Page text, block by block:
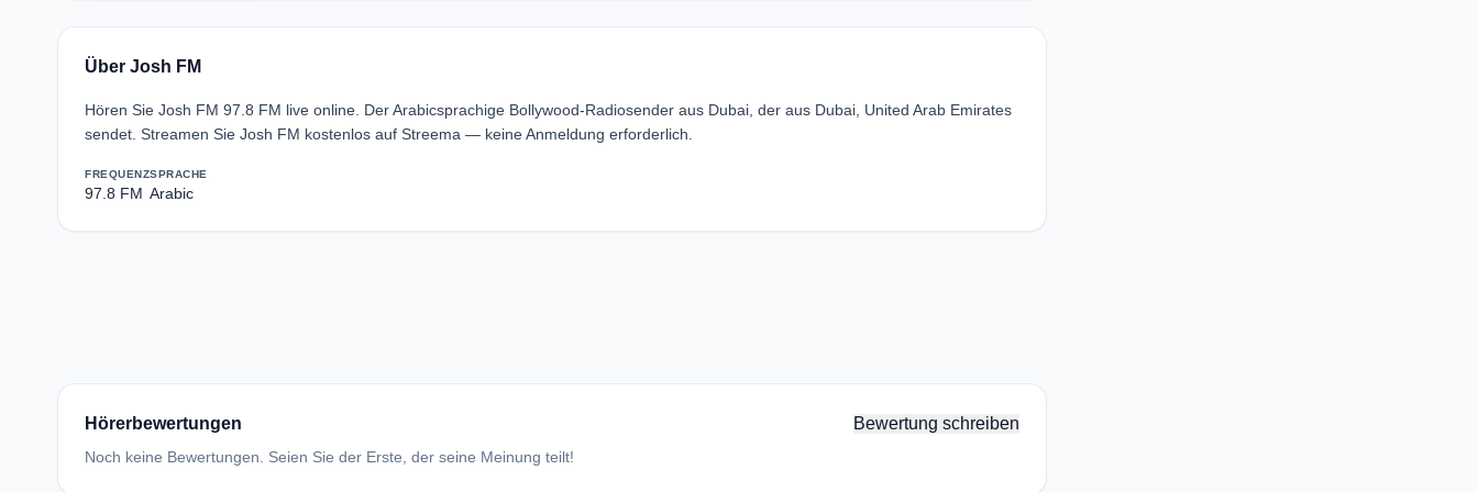
Über Josh FM
Hören Sie Josh FM 97.8 FM live online. Der Arabicsprachige Bollywood-Radiosender aus Dubai, der aus Dubai, United Arab Emirates
sendet. Streamen Sie Josh FM kostenlos auf Streema — keine Anmeldung erforderlich.
FREQUENZ
97.8 FM
SPRACHE
Arabic
Hörerbewertungen Bewertung schreiben
Noch keine Bewertungen. Seien Sie der Erste, der seine Meinung teilt!